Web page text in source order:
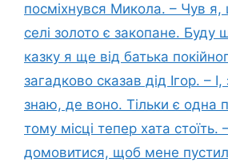
посміхнувся Микола. – Чув
селі золото є закопане. Буду
казку я ще від батька
загадково сказав дід Ігор. –
знаю, де воно. Тільки є одна
тому місці тепер хата
домовитися, щоб мене